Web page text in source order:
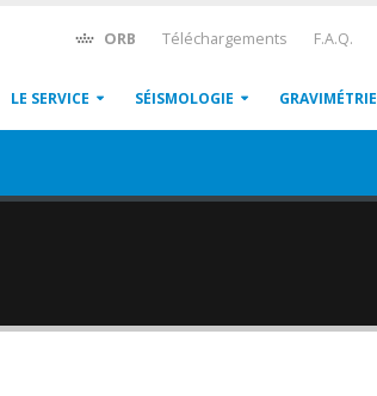
ORB Téléchargements F.A.Q.
LE SERVICE SÉISMOLOGIE GRAVIMÉTRIE